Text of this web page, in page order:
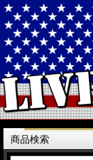
商品検索